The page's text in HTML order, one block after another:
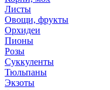
Листы
Овощи, фрукты
Орхидеи
Пионы
Розы
Суккуленты
Тюльпаны
Экзоты